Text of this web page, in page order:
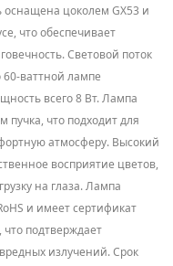
цоколем GX53 и
что обеспечивает
Световой поток
ваттной лампе
всего 8 Вт. Лампа
пучка, что подходит для
атмосферу. Высокий
восприятие цветов,
на глаза. Лампа
и имеет сертификат
подтверждает
излучений. Срок